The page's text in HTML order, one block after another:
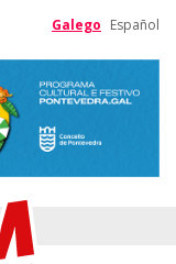
Galego Español